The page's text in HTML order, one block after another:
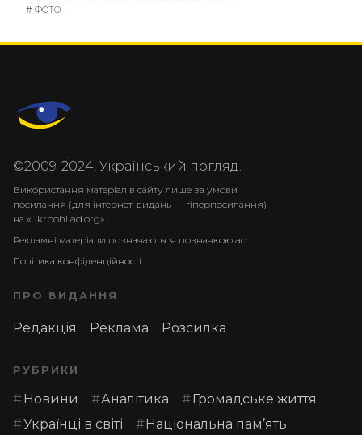
# ФОТО
©2009-2024, Український погляд.
Використання матеріалів сайту лише за умови
посилання (для інтернет-видань — гіперпосилання)
на «ukrpohliad.org».
Рекламні матеріали позначаються позначкою ad.
Політика конфіденційності
ПРО ВИДАННЯ
Редакція Реклама Розсилка
РУБРИКИ
Новини Аналітика
Громадське життя
Українці в світі
Національна пам’ять